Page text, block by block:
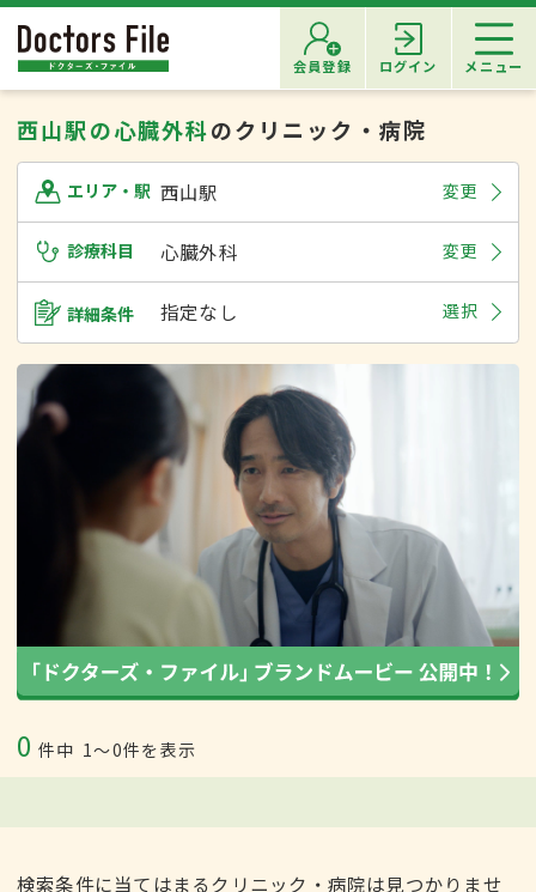
会員登録 ログイン メニュー
西山駅の心臓外科のクリニック・病院
エリア・駅 西山駅 変更
診療科目 心臓外科 変更
詳細条件 指定なし 選択
0 件中 1〜0件を表示
検索条件に当てはまるクリニック・病院は見つかりませ